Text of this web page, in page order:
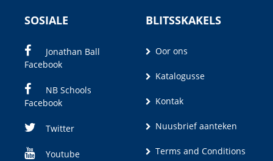
SOSIALE
Jonathan Ball
Facebook
NB Schools
Facebook
Twitter
Youtube
BLITSSKAKELS
Oor ons
Katalogusse
Kontak
Nuusbrief aanteken
Terms and Conditions